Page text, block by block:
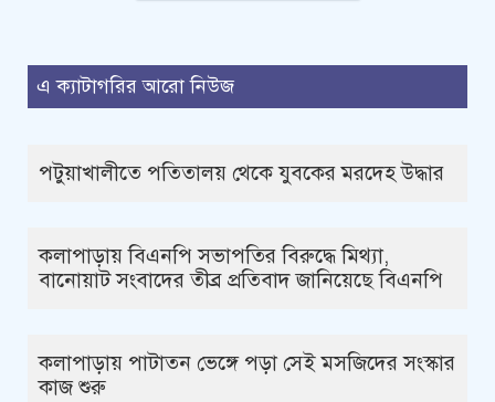
এ ক্যাটাগরির আরো নিউজ
পটুয়াখালীতে পতিতালয় থেকে যুবকের মরদেহ উদ্ধার
কলাপাড়ায় বিএনপি সভাপতির বিরুদ্ধে মিথ্যা,
বানোয়াট সংবাদের তীব্র প্রতিবাদ জানিয়েছে বিএনপি
কলাপাড়ায় পাটাতন ভেঙ্গে পড়া সেই মসজিদের সংস্কার
কাজ শুরু